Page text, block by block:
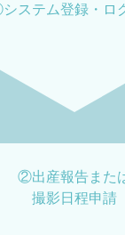
ステム登録・ロ
②出産報告また
撮影日程申請